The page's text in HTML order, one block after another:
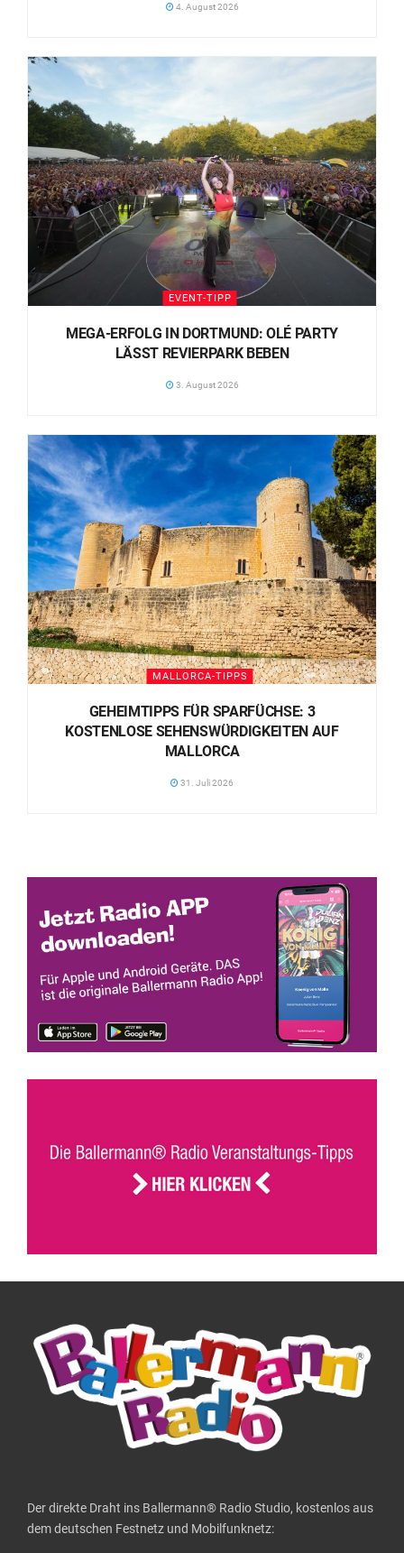
4. August 2026
EVENT-TIPP
MEGA-ERFOLG IN DORTMUND: OLÉ PARTY
LÄSST REVIERPARK BEBEN
3. August 2026
MALLORCA-TIPPS
GEHEIMTIPPS FÜR SPARFÜCHSE: 3
KOSTENLOSE SEHENSWÜRDIGKEITEN AUF
MALLORCA
31. Juli 2026
Der direkte Draht ins Ballermann® Radio Studio, kostenlos aus
dem deutschen Festnetz und Mobilfunknetz: